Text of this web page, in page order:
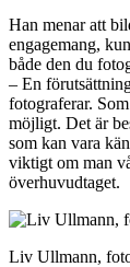
Han menar att
engagemang,
både den du
– En
fotograferar.
möjligt. Det är
som kan vara
viktigt om man
överhuvudtaget.
Liv Ullmann,